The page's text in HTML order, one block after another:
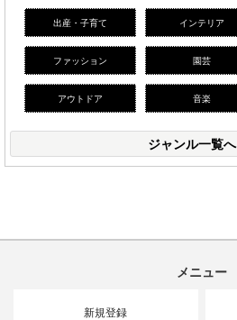
出産・子育て インテリア
ファッション 園芸
アウトドア 音楽
ジャンル一覧へ
メニュー
新規登録